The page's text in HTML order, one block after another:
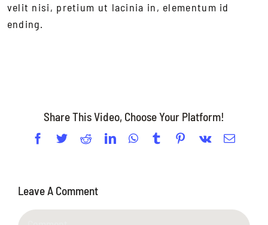
velit nisi, pretium ut lacinia in, elementum id
ending.
Share This Video, Choose Your Platform!
Facebook
TwitterRedditLinkedInWhatsApp
TumblrPinterest
Vk
Leave A Comment
Comment